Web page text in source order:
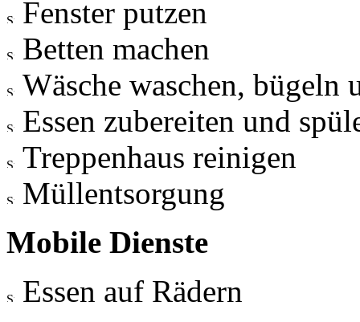
Fenster putzen
Betten machen
Wäsche waschen, bügeln
Essen zubereiten und
Treppenhaus reinigen
Müllentsorgung
Mobile Dienste
Essen auf Rädern